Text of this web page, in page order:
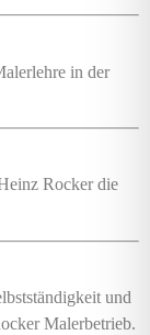
in der
Rocker die
und
Maler­betrieb.